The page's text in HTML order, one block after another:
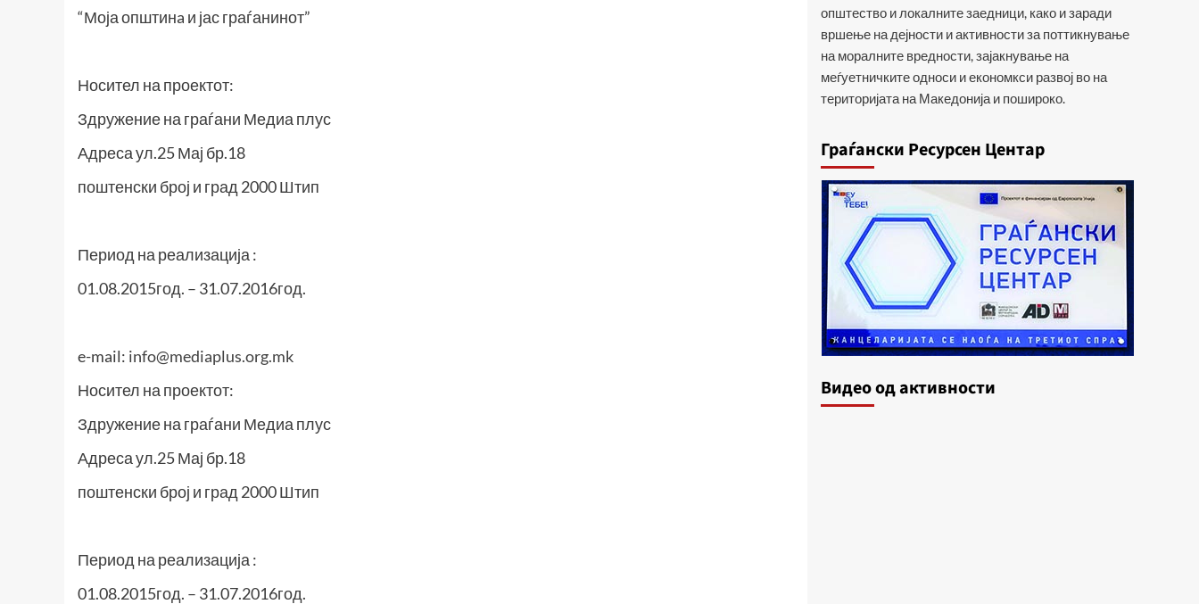
“Моја општинa и јас граѓанинот”
Носител на проектот:
Здружение на граѓани Медиа плус
Адреса ул.25 Мај бр.18
поштенски број и град 2000 Штип
Период на реализација :
01.08.2015год. – 31.07.2016год.
e-mail: info@mediaplus.org.mk
Носител на проектот:
Здружение на граѓани Медиа плус
Адреса ул.25 Мај бр.18
поштенски број и град 2000 Штип
Период на реализација :
01.08.2015год. – 31.07.2016год.
општество и локалните заедници, како и заради
вршење на дејности и активности за поттикнување
на моралните вредности, зајакнување на
меѓуетничките односи и економкси развој во на
територијата на Македонија и пошироко.
Граѓански Ресурсен Центар
Видеo од активности